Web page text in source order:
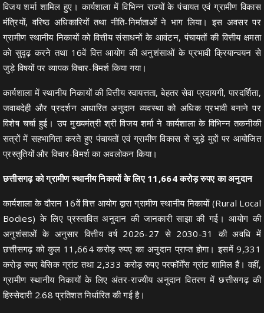
विजय शर्मा शामिल हुए। कार्यशाला में विभिन्न राज्यों के पंचायत एवं ग्रामीण विकास
मंत्रियों, वरिष्ठ अधिकारियों तथा नीति-निर्माताओं ने भाग लिया। इस अवसर पर
ग्रामीण स्थानीय निकायों को वित्तीय संसाधनों के आवंटन, पंचायतों की वित्तीय क्षमता
को सुदृढ़ करने तथा 16वें वित्त आयोग की अनुशंसाओं के प्रभावी क्रियान्वयन से
जुड़े विषयों पर व्यापक विचार-विमर्श किया गया।
कार्यशाला में स्थानीय निकायों की वित्तीय स्वायत्तता, बेहतर सेवा प्रदायगी, पारदर्शिता,
जवाबदेही और प्रदर्शन आधारित अनुदान व्यवस्था को अधिक प्रभावी बनाने पर
विशेष चर्चा हुई। उप मुख्यमंत्री श्री विजय शर्मा ने कार्यशाला के विभिन्न तकनीकी
सत्रों में सहभागिता करते हुए पंचायतों एवं ग्रामीण विकास से जुड़े मुद्दों पर आयोजित
प्रस्तुतियों और विचार-विमर्श का अवलोकन किया।
छत्तीसगढ़ को ग्रामीण स्थानीय निकायों के लिए 11,664 करोड़ रुपए का अनुदान
कार्यशाला के दौरान 16वें वित्त आयोग द्वारा ग्रामीण स्थानीय निकायों (Rural Local
Bodies) के लिए प्रस्तावित अनुदान की जानकारी साझा की गई। आयोग की
अनुशंसाओं के अनुसार वित्तीय वर्ष 2026-27 से 2030-31 की अवधि में
छत्तीसगढ़ को कुल 11,664 करोड़ रुपए का अनुदान प्राप्त होगा। इसमें 9,331
करोड़ रुपए बेसिक ग्रांट तथा 2,333 करोड़ रुपए परफॉर्मेंस ग्रांट शामिल हैं। वहीं,
ग्रामीण स्थानीय निकायों के लिए अंतर-राज्यीय अनुदान वितरण में छत्तीसगढ़ की
हिस्सेदारी 2.68 प्रतिशत निर्धारित की गई है।